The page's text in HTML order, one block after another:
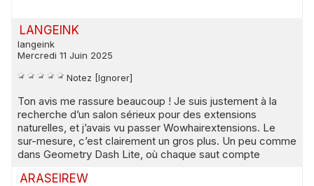
LANGEINK
langeink
Mercredi 11 Juin 2025
Notez [Ignorer]
Ton avis me rassure beaucoup ! Je suis justement à la
recherche d’un salon sérieux pour des extensions
naturelles, et j’avais vu passer Wowhairextensions. Le
sur-mesure, c’est clairement un gros plus. Un peu comme
dans Geometry Dash Lite, où chaque saut compte
ARASEIREW